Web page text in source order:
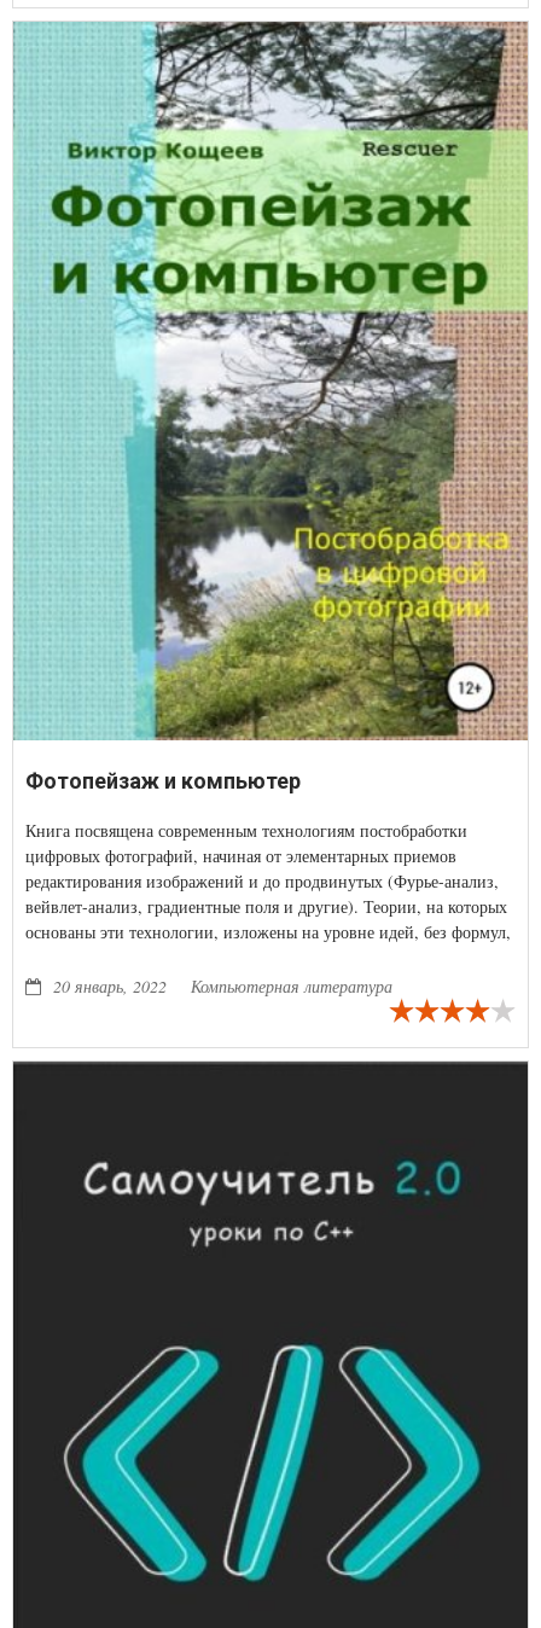
Фотопейзаж и компьютер
Книга посвящена современным технологиям постобработки
цифровых фотографий, начиная от элементарных приемов
редактирования изображений и до продвинутых (Фурье-анализ,
вейвлет-анализ, градиентные поля и другие). Теории, на которых
основаны эти технологии, изложены на уровне идей, без формул,
автора (более 170 фотографий и рисунков).
20 январь, 2022 Компьютерная литература